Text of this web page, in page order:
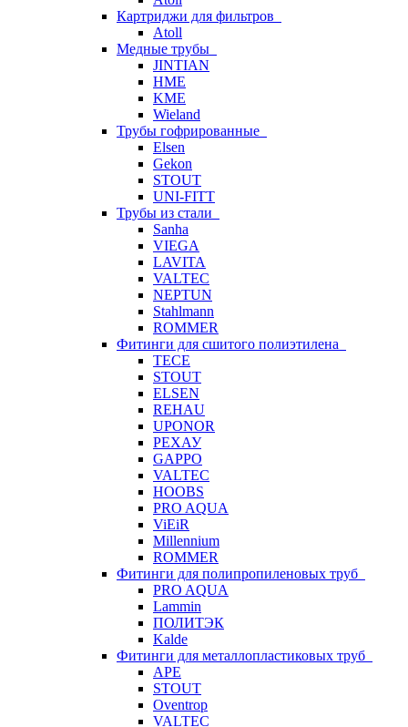
Картриджи для фильтров
Atoll
Медные трубы
JINTIAN
HME
KME
Wieland
Трубы гофрированные
Elsen
Gekon
STOUT
UNI-FITT
Трубы из стали
Sanha
VIEGA
LAVITA
VALTEC
NEPTUN
Stahlmann
ROMMER
Фитинги для сшитого полиэтилена
TECE
STOUT
ELSEN
REHAU
UPONOR
РЕХАУ
GAPPO
VALTEC
HOOBS
PRO AQUA
ViEiR
Millennium
ROMMER
Фитинги для полипропиленовых труб
PRO AQUA
Lammin
ПОЛИТЭК
Kalde
Фитинги для металлопластиковых труб
APE
STOUT
Oventrop
VALTEC